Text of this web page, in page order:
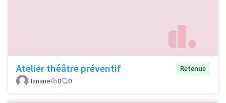
Atelier théâtre préventif
Retenue
Hanane
0 0